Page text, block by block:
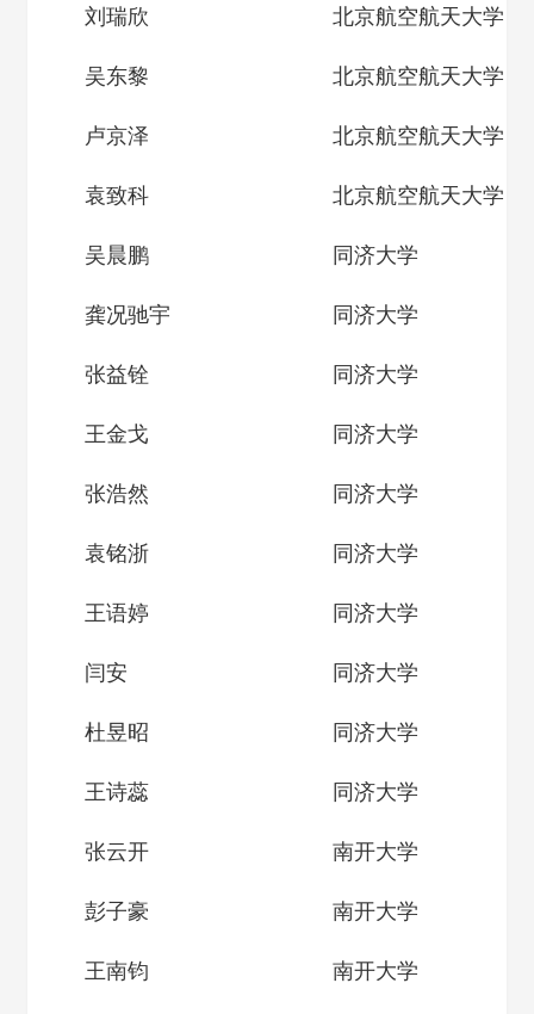
刘瑞欣 北京航空航天大学
吴东黎 北京航空航天大学
卢京泽 北京航空航天大学
袁致科 北京航空航天大学
吴晨鹏 同济大学
龚况驰宇 同济大学
张益铨 同济大学
王金戈 同济大学
张浩然 同济大学
袁铭浙 同济大学
王语婷 同济大学
闫安 同济大学
杜昱昭 同济大学
王诗蕊 同济大学
张云开 南开大学
彭子豪 南开大学
王南钧 南开大学